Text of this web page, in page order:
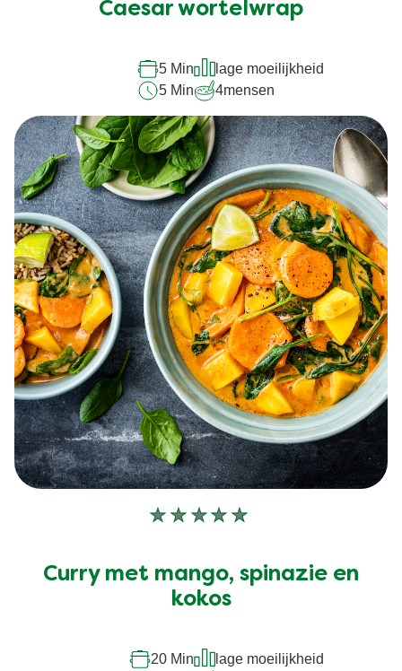
voor
Caesar wortelwrap
5 Min
lage moeilijkheid
5 Min
4mensen
Geen
voor
deze
Curry met mango, spinazie en
kokos
20 Min
lage moeilijkheid